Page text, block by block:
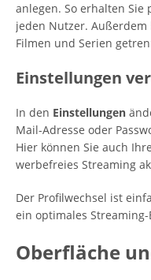
anlegen. So erhalten
jeden Nutzer.
Filmen und Serien
Einstellungen
In den Einstellungen
Mail-Adresse oder
Hier können Sie auch Ihre
werbefreies Streaming
Der Profilwechsel ist
ein optimales
Oberfläche